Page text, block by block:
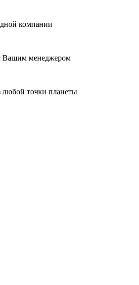
компании
Вашим менеджером
любой точки планеты